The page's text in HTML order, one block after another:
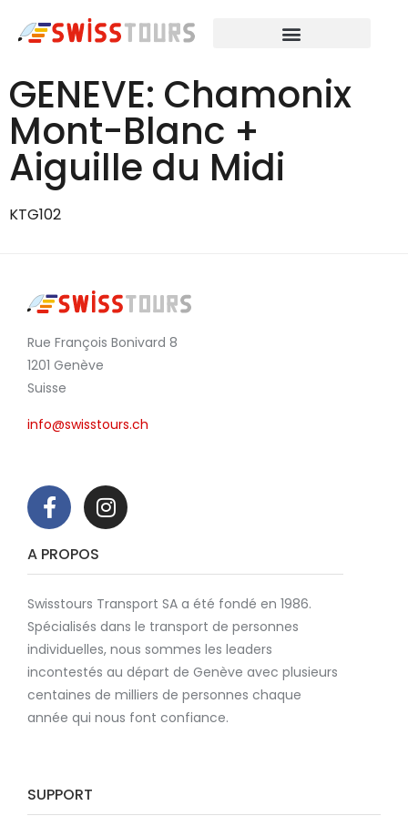
GENEVE: Chamonix
Mont-Blanc +
Aiguille du Midi
KTG102
Rue François Bonivard 8
1201 Genève
Suisse
info@swisstours.ch
A PROPOS
Swisstours Transport SA a été fondé en 1986.
Spécialisés dans le transport de personnes
individuelles, nous sommes les leaders
incontestés au départ de Genève avec plusieurs
centaines de milliers de personnes chaque
année qui nous font confiance.
SUPPORT